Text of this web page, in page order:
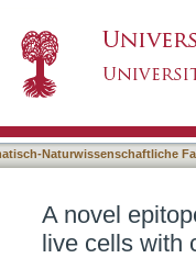
system to
Naturwissenschaftliche
A novel
live cells with